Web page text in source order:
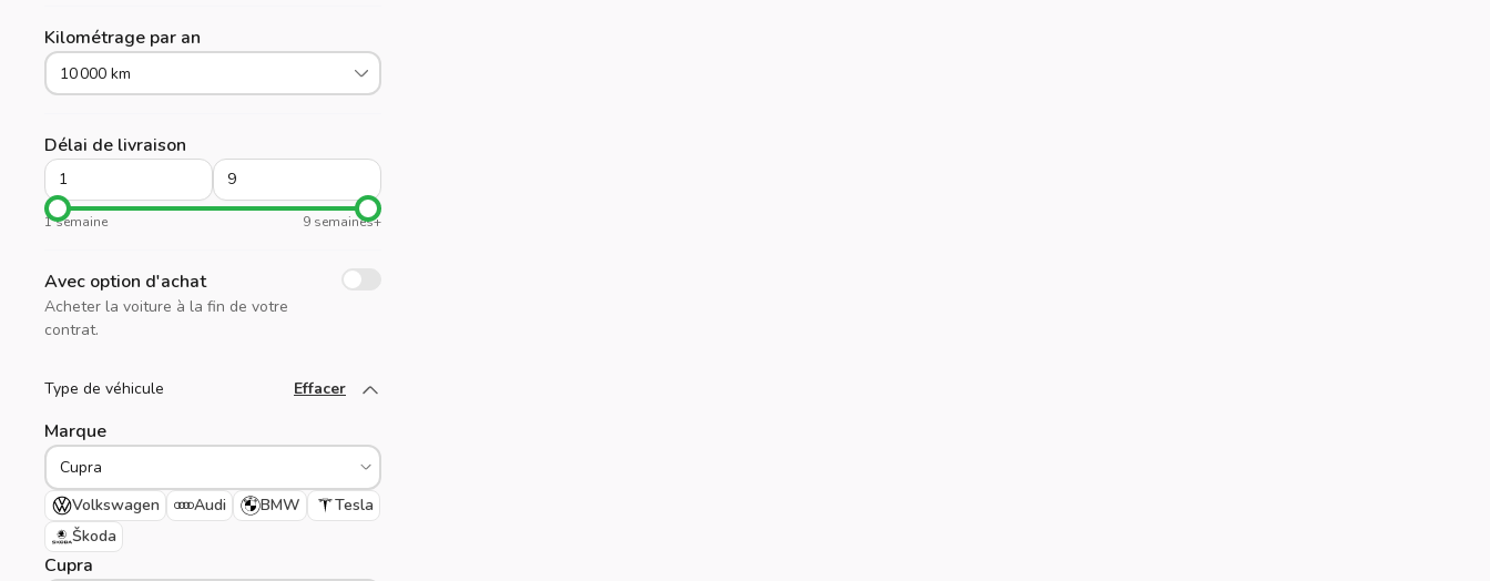
Kilométrage par an
10 000 km
Délai de livraison
1 semaine 9 semaines+
Avec option d'achat
Acheter la voiture à la fin de votre
contrat.
Type de véhicule Effacer
Chargez plus
Marque
Volkswagen Audi BMW
Tesla
Škoda
Cupra